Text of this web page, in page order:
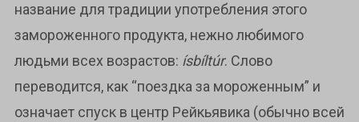
название для традиции употребления этого
замороженного продукта, нежно любимого
людьми всех возрастов: ísbíltúr. Слово
переводится, как “поездка за мороженным” и
означает спуск в центр Рейкьявика (обычно всей